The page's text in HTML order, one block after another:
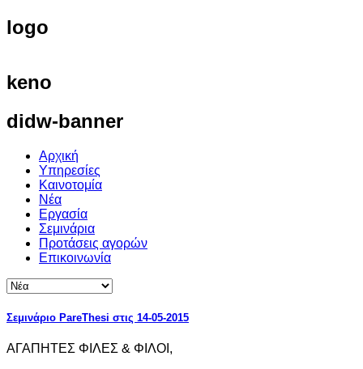
logo
keno
didw-banner
Αρχική
Υπηρεσίες
Καινοτομία
Νέα
Εργασία
Σεμινάρια
Προτάσεις αγορών
Επικοινωνία
Σεμινάριο PareThesi στις 14-05-2015
ΑΓΑΠΗΤΕΣ ΦΙΛΕΣ & ΦΙΛΟΙ,